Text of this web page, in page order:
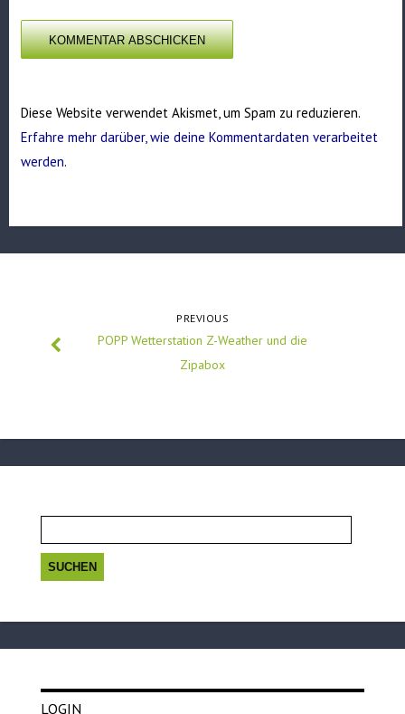
Diese Website verwendet Akismet, um Spam zu reduzieren.
Erfahre mehr darüber, wie deine Kommentardaten verarbeitet
werden.
PREVIOUS
POPP Wetterstation Z-Weather und die
Zipabox
LOGIN